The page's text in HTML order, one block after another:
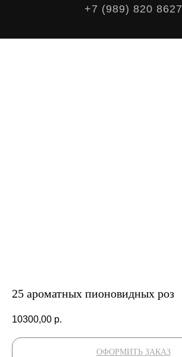
+7 (989) 820 8627
25 ароматных пионовидных роз
10300,00 р.
ОФОРМИТЬ ЗАКАЗ